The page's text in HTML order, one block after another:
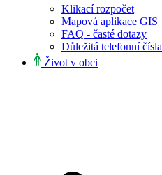
Klikací rozpočet
Mapová aplikace GIS
FAQ - časté dotazy
Důležitá telefonní čísla
Život v obci